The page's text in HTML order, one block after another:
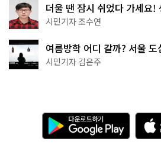
더울 땐 잠시 쉬었다 가세요!
·무더위쉼터까지
시민기자 조수연
여름방학 어디 갈까? 서울
추천
시민기자 김은주
다
운
로